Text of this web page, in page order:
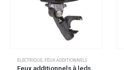
ELECTRIQUE, FEUX ADDITIONNELS
Feux additionnels à leds